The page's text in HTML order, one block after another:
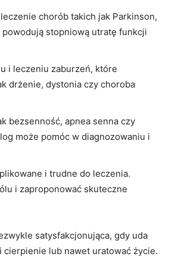
chorób takich jak Parkinson,
stopniową utratę funkcji
i leczeniu zaburzeń, które
drżenie, dystonia czy choroba
bezsenność, apnea senna czy
może pomóc w diagnozowaniu i
i trudne do leczenia.
i zaproponować skuteczne
satysfakcjonująca, gdy uda
lub nawet uratować życie.